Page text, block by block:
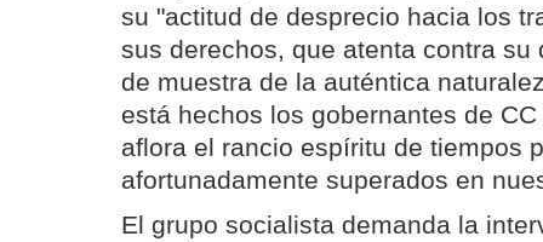
su "actitud de desprecio hacia los
sus derechos, que atenta contra su
de muestra de la auténtica
está hechos los gobernantes de
aflora el rancio espíritu de tiempos
afortunadamente superados en
El grupo socialista demanda la